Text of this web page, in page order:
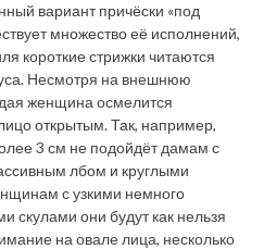
вариант причёски «под
множество её исполнений,
короткие стрижки читаются
Несмотря на внешнюю
женщина осмелится
открытым. Так, например,
3 см не подойдёт дамам с
лбом и круглыми
с узкими немного
скулами они будут как нельзя
на овале лица, несколько